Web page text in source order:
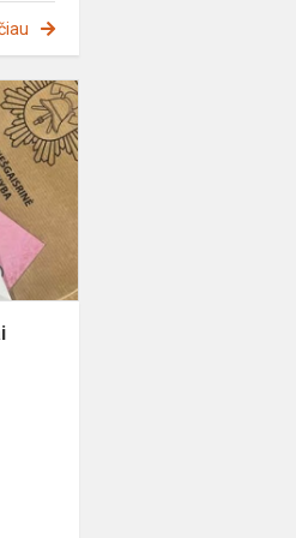
Saugiai
ruošiamės
vasarai